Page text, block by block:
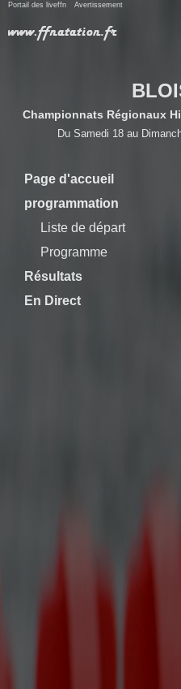
Portail des liveffn Avertissement
Championnats Régionaux
Du Samedi 18 au
Page d'accueil
programmation
Liste de départ
Programme
Résultats
En Direct